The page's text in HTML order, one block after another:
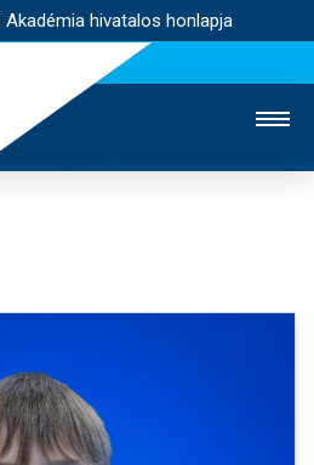
hivatalos honlapja